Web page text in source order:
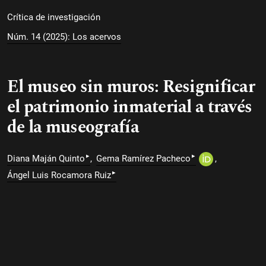
Crítica de investigación
Núm. 14 (2025): Los acervos
El museo sin muros: Resignificar
el patrimonio inmaterial a través
de la museografía
Diana Maján Quinto ▸ Gema Ramírez Pacheco ▸
Ángel Luis Rocamora Ruiz▸